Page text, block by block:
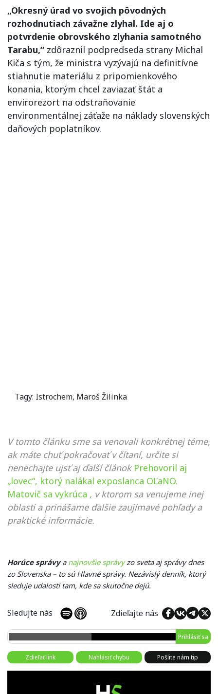
„Okresný úrad vo svojich pôvodných
rozhodnutiach závažne zlyhal. Ide aj o
potvrdenie obrovského zlyhania samotného
Tarabu,“ zdôraznil podpredseda strany Michal
Kiča s tým, že ministra vyzývajú na definitívne
stiahnutie materiálu z pripomienkového
konania, ktorým chcel zaviazať štát a
envirorezort na odstraňovanie
environmentálnej záťaže na náklady slovenských
daňových poplatníkov.
Tagy: Istrochem, Maroš Žilinka
V tomto článku sme sa venovali konkrétnej téme,
ak máte chuť pokračovať v čítaní, určite si
nenechajte ujsť aj ďalší článok Prehovoril aj
„lovec“, ktorý nalákal exposlanca OĽaNO.
Matovič sa vykrúca , v ktorom sa venujeme inej
oblasti a prinášame ďalšie zaujímavé pohľady a
praktické informácie.
Horúce správya najnovšie správyzo sveta aj správy dnes
zo Slovenska – to sú Hlavné správy. Nezávislý denník, ktorý
sleduje udalosti tam, kde sa skutočne dejú.
Sledujte nás Zdieľajte nás
Prihlásiť sa
Zdieľať link Nahlásiť chybu Pošlite nám tip